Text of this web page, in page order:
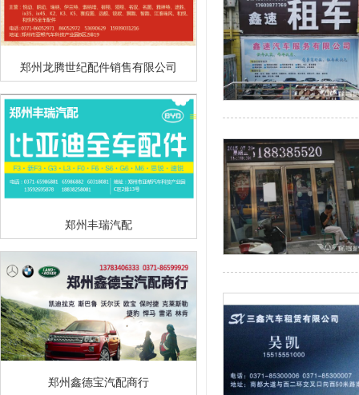
郑州龙腾世纪配件销售有限公司
郑州丰瑞汽配
郑州鑫德宝汽配商行